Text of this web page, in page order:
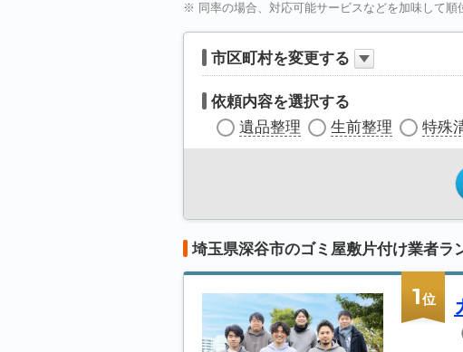
※ 同率の場合、対応可能サービスなどを加味して順
市区町村を変更する
依頼内容を選択する
遺品整理
生前整理 特殊
埼玉県深谷市のゴミ屋敷片付け業者ラ
1位